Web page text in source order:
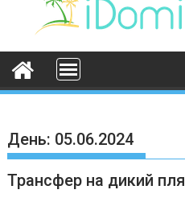
День: 05.06.2024
Трансфер на дикий